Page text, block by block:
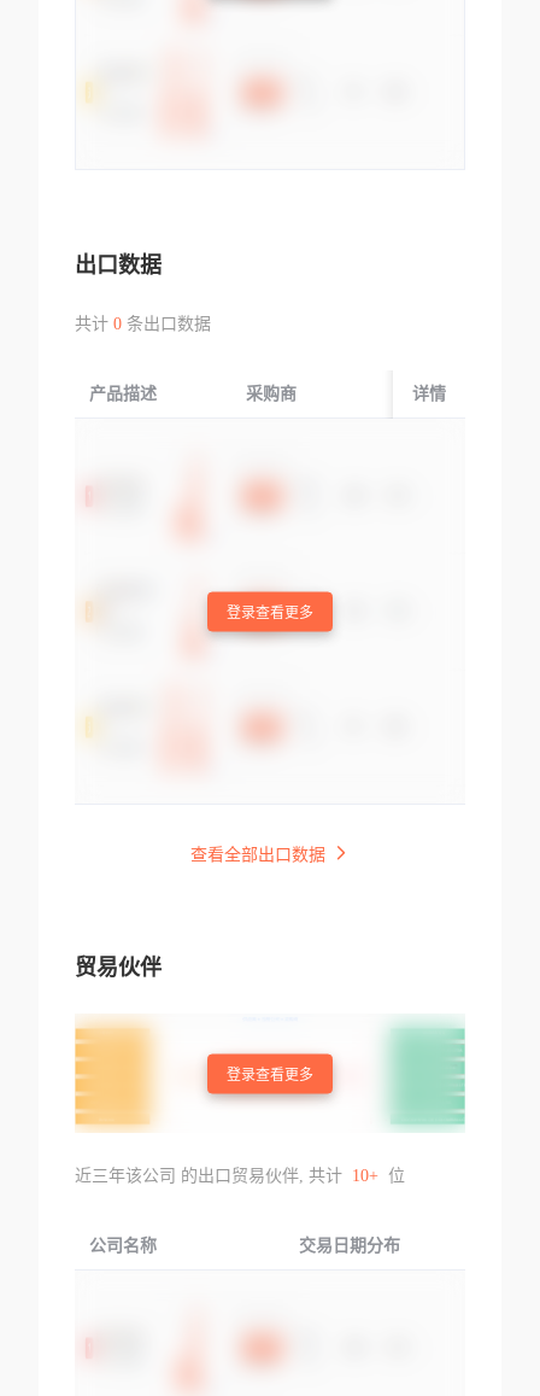
出口数据
共计 0条出口数据
产品描述 采购商 起运国/地区
详情
登录查看更多
查看全部出口数据
贸易伙伴
登录查看更多
近三年该公司 的出口贸易伙伴, 共计 10+ 位
公司名称 交易日期分布